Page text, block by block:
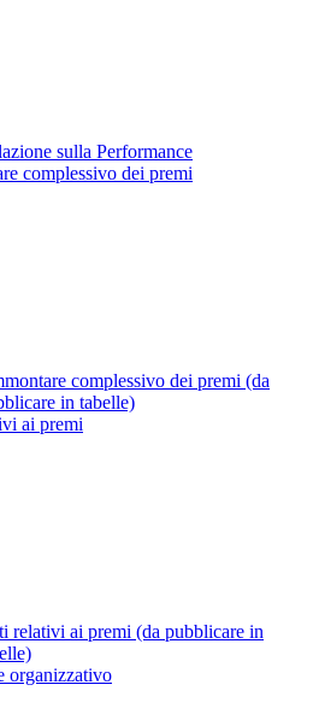
sulla Performance
complessivo dei premi
complessivo dei premi (da
in tabelle)
ai premi
relativi ai premi (da pubblicare in
organizzativo